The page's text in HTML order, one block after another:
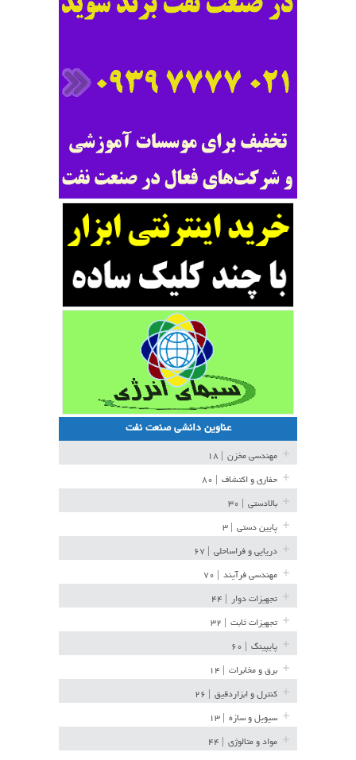
عناوین دانشی صنعت نفت
مهندسی مخزن
حفاری و اکتشاف
بالادستی
پایین دستی
دریایی و فراساحلی
مهندسی فرآیند
تجهیزات دوار
تجهیزات ثابت
پایپینگ
برق و مخابرات
کنترل و ابزاردقیق
سیویل و سازه
مواد و متالوژی